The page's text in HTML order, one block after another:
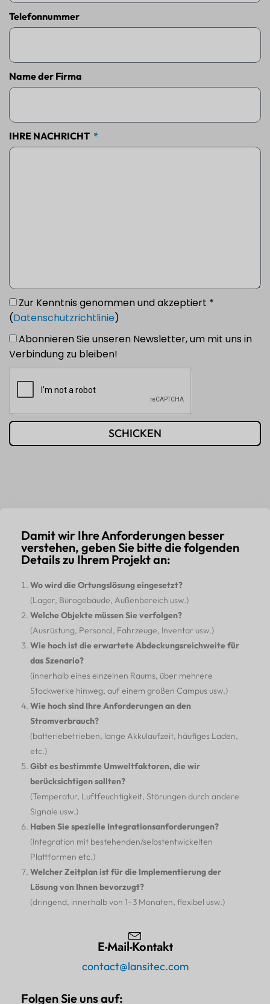
Telefonnummer
Name der Firma
IHRE NACHRICHT
Zur Kenntnis genommen und akzeptiert *
(Datenschutzrichtlinie)
Abonnieren Sie unseren Newsletter, um mit uns in
Verbindung zu bleiben!
SCHICKEN
Damit wir Ihre Anforderungen besser
verstehen, geben Sie bitte die folgenden
Details zu Ihrem Projekt an:
Wo wird die Ortungslösung eingesetzt?
(Lager, Bürogebäude, Außenbereich usw.)
Welche Objekte müssen Sie verfolgen?
(Ausrüstung, Personal, Fahrzeuge, Inventar usw.)
Wie hoch ist die erwartete Abdeckungsreichweite für
das Szenario?
(innerhalb eines einzelnen Raums, über mehrere
Stockwerke hinweg, auf einem großen Campus usw.)
Wie hoch sind Ihre Anforderungen an den
Stromverbrauch?
(batteriebetrieben, lange Akkulaufzeit, häufiges Laden,
etc.)
Gibt es bestimmte Umweltfaktoren, die wir
berücksichtigen sollten?
(Temperatur, Luftfeuchtigkeit, Störungen durch andere
Signale usw.)
Haben Sie spezielle Integrationsanforderungen?
(Integration mit bestehenden/selbstentwickelten
Plattformen etc.)
Welcher Zeitplan ist für die Implementierung der
Lösung von Ihnen bevorzugt?
(dringend, innerhalb von 1–3 Monaten, flexibel usw.)
E-Mail-Kontakt
contact@lansitec.com
Folgen Sie uns auf: